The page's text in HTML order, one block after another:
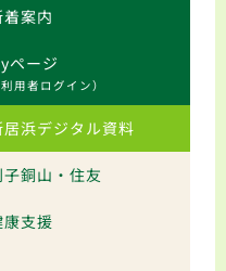
着案内
ページ
利用者ログイン）
居浜デジタル資料
子銅山・住友
康支援